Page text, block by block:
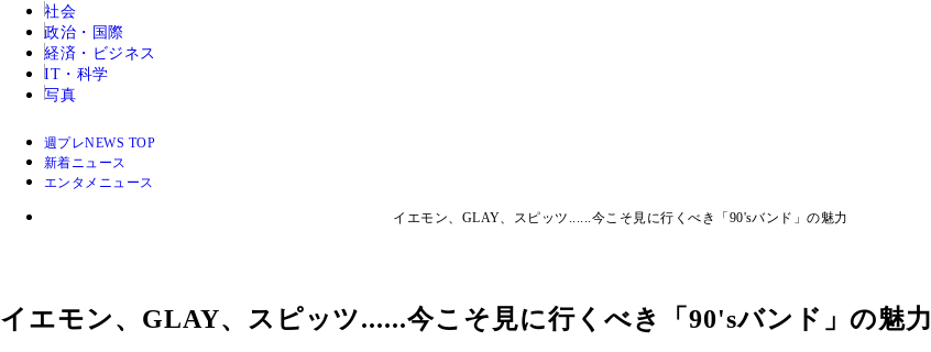
社会
政治・国際
経済・ビジネス
IT・科学
写真
週プレNEWS TOP
新着ニュース
エンタメニュース
イエモン、GLAY、スピッツ......今こそ見に行くべき「90'sバンド」の魅力
イエモン、GLAY、スピッツ......今こそ見に行くべき「90'sバンド」の魅力